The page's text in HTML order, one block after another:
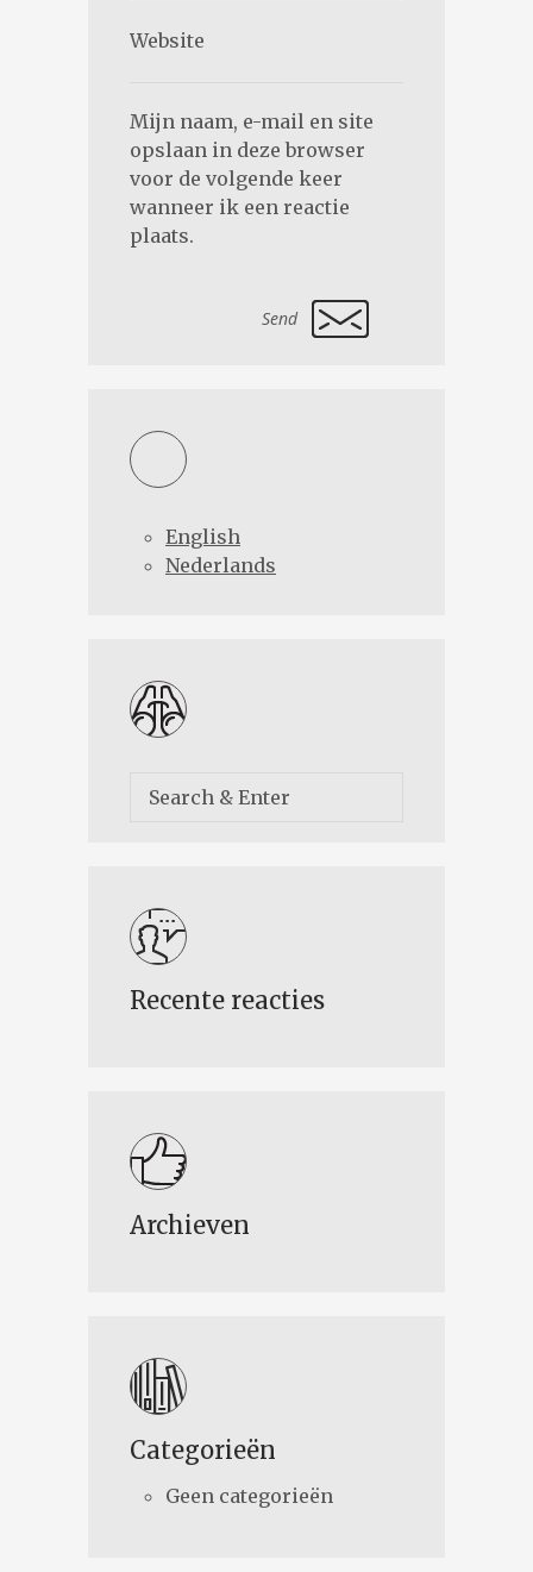
Mijn naam, e-mail en site
opslaan in deze browser
voor de volgende keer
wanneer ik een reactie
plaats.
English
Nederlands
Recente reacties
Archieven
Categorieën
Geen categorieën